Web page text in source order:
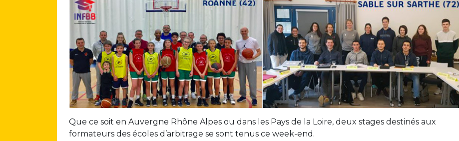
Que ce soit en Auvergne Rhône Alpes ou dans les Pays de la Loire, deux stages destinés aux
formateurs des écoles d’arbitrage se sont tenus ce week-end.